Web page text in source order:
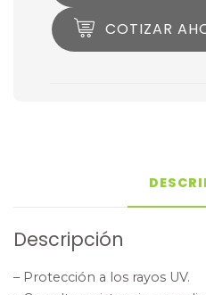
COTIZAR
Descripción
– Protección a los rayos UV.